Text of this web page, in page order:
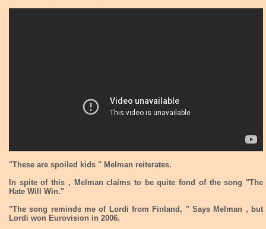
"These are spoiled kids " Melman reiterates.
In spite of this , Melman claims to be quite fond of the song "The
Hate Will Win."
"The song reminds me of Lordi from Finland, " Says Melman , but
Lordi won Eurovision in 2006.